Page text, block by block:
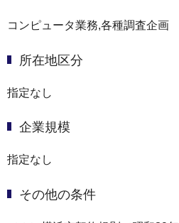
コンピュータ業務,各種調査企画
所在地区分
指定なし
企業規模
指定なし
その他の条件